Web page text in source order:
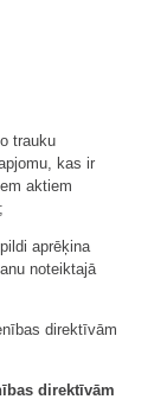
trauku
kas ir
aktiem
aprēķina
noteiktajā
direktīvām
direktīvām